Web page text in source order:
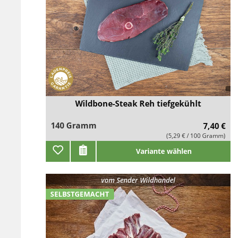
Wildbone-Steak Reh tiefgekühlt
140 Gramm
7,40 €
(5,29 € / 100 Gramm)
Variante wählen
SELBSTGEMACHT
vomSender Wildhandel